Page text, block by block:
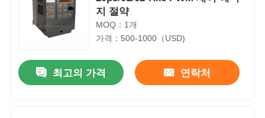
지 절약
MOQ：1개
가격：500-1000（USD)
최고의 가격 연락처